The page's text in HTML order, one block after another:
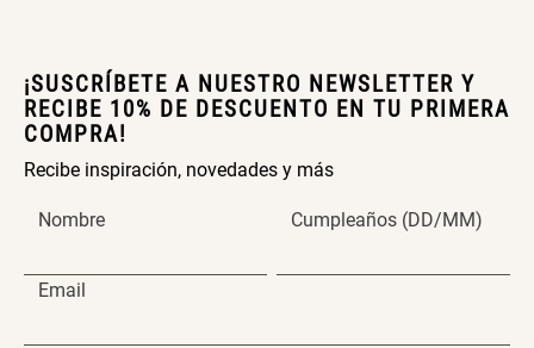
¡SUSCRÍBETE A NUESTRO NEWSLETTER Y
RECIBE 10% DE DESCUENTO EN TU PRIMERA
COMPRA!
Recibe inspiración, novedades y más
Nombre Cumpleaños (DD/MM)
Email